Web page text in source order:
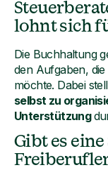
lohnt sich
Die Buchhaltung
den Aufgaben,
möchte. Dabei
selbst zu
Unterstützung
Gibt es